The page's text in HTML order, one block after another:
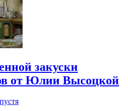
закуски
от Юлии Высоцкой